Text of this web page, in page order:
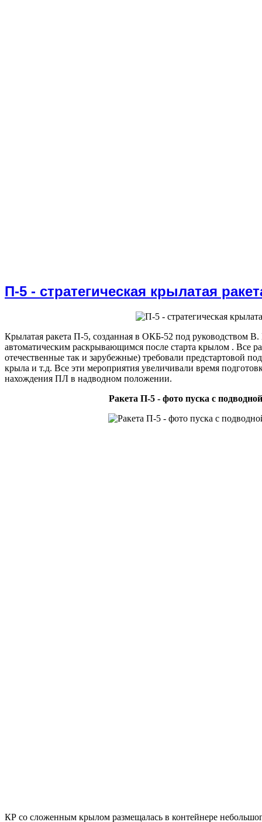
П-5 - cтратегическая крылатая
Крылатая ракета П-5, созданная в ОКБ-52 под руководством В.
автоматическим раскрывающимся после старта крылом . Все
отечественные так и зарубежные) требовали предстартовой
крыла и т.д. Все эти мероприятия увеличивали время
нахождения ПЛ в надводном положении.
Ракета П-5 - фото пуска с
КР со сложенным крылом размещалась в контейнере